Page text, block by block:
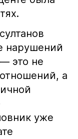
нарушений
это не
а
уже